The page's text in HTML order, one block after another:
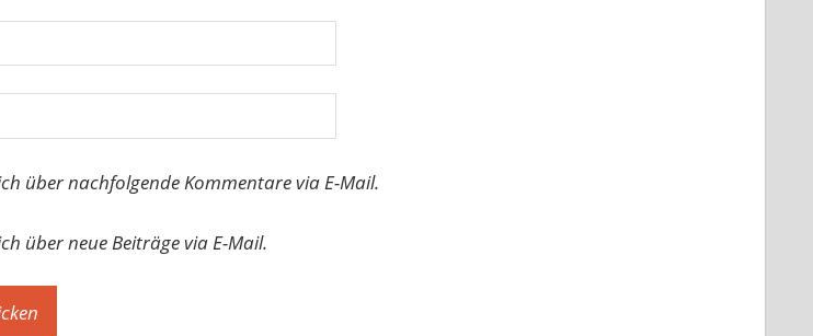
über nachfolgende Kommentare via E-Mail.
über neue Beiträge via E-Mail.